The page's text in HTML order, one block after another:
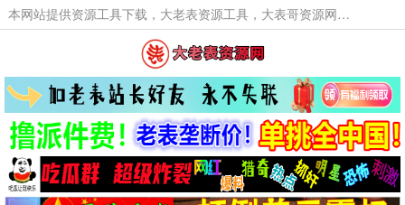
本网站提供资源工具下载，大老表资源工具，大表哥资源网软件工具，大老表资源下载，活动线报福利资源分享,活动线报，大型网游经典游戏，网络热门技术游戏辅助交流与分享。